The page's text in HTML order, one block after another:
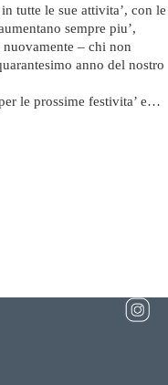
tutte le sue attivita’, con le
sempre piu’,
– chi non
anno del nostro
le prossime festivita’ e…